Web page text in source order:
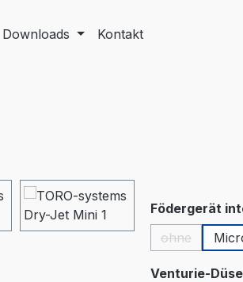
Downloads Kontakt
Födergerät
ohne
(Diese
Venturie-Düse